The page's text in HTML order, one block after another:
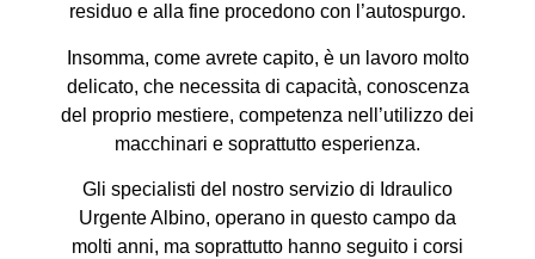
residuo e alla fine procedono con l’autospurgo.
Insomma, come avrete capito, è un lavoro molto
delicato, che necessita di capacità, conoscenza
del proprio mestiere, competenza nell’utilizzo dei
macchinari e soprattutto esperienza.
Gli specialisti del nostro servizio di Idraulico
Urgente Albino, operano in questo campo da
molti anni, ma soprattutto hanno seguito i corsi